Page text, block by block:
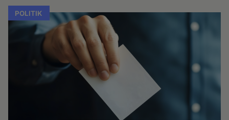
POLITIK